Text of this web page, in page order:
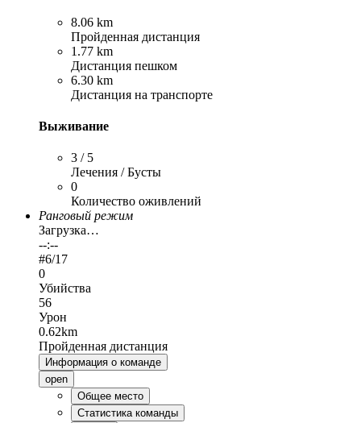
8.06 km
Пройденная дистанция
1.77 km
Дистанция пешком
6.30 km
Дистанция на транспорте
Выживание
3 / 5
Лечения / Бусты
0
Количество оживлений
Ранговый режим
Загрузка…
--:--
#6/17
0
Убийства
56
Урон
0.62km
Пройденная дистанция
Информация о команде
open
Общее место
Статистика команды